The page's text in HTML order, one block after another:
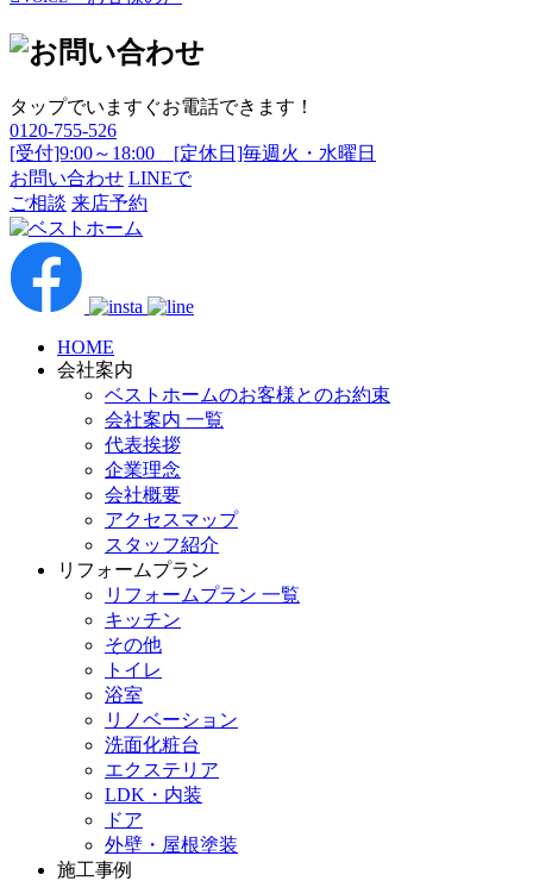
タップでいますぐお電話できます！
0120-755-526
[受付]9:00～18:00 [定休日]毎週火・水曜日
お問い合わせ LINEで
ご相談 来店予約
HOME
会社案内
ベストホームのお客様とのお約束
会社案内 一覧
代表挨拶
企業理念
会社概要
アクセスマップ
スタッフ紹介
リフォームプラン
リフォームプラン 一覧
キッチン
その他
トイレ
浴室
リノベーション
洗面化粧台
エクステリア
LDK・内装
ドア
外壁・屋根塗装
施工事例